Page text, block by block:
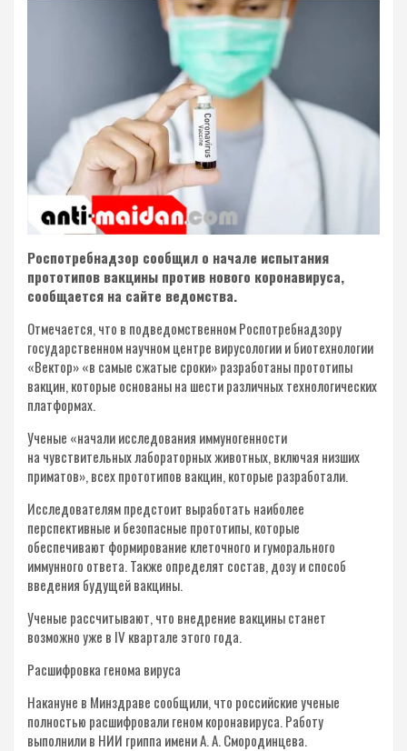
Роспотребнадзор сообщил о начале испытания
прототипов вакцины против нового коронавируса,
сообщается на сайте ведомства.
Отмечается, что в подведомственном Роспотребнадзору
государственном научном центре вирусологии и биотехнологии
«Вектор» «в самые сжатые сроки» разработаны прототипы
вакцин, которые основаны на шести различных технологических
платформах.
Ученые «начали исследования иммуногенности
на чувствительных лабораторных животных, включая низших
приматов», всех прототипов вакцин, которые разработали.
Исследователям предстоит выработать наиболее
перспективные и безопасные прототипы, которые
обеспечивают формирование клеточного и гуморального
иммунного ответа. Также определят состав, дозу и способ
введения будущей вакцины.
Ученые рассчитывают, что внедрение вакцины станет
возможно уже в IV квартале этого года.
Расшифровка генома вируса
Накануне в Минздраве сообщили, что российские ученые
полностью расшифровали геном коронавируса. Работу
выполнили в НИИ гриппа имени А. А. Смородинцева.